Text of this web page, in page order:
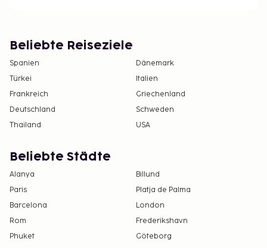
Beliebte Reiseziele
Spanien
Dänemark
Türkei
Italien
Frankreich
Griechenland
Deutschland
Schweden
Thailand
USA
Beliebte Städte
Alanya
Billund
Paris
Platja de Palma
Barcelona
London
Rom
Frederikshavn
Phuket
Göteborg